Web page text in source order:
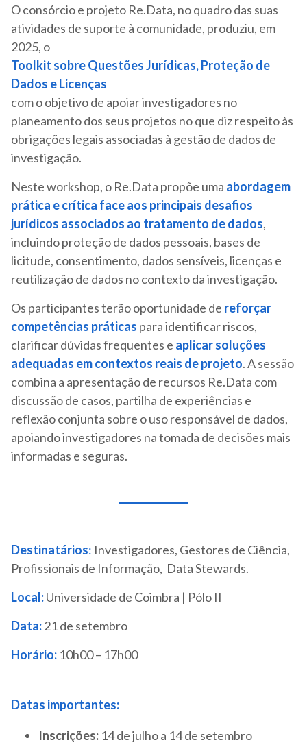
O consórcio e projeto Re.Data, no quadro das suas
atividades de suporte à comunidade, produziu, em
2025, o
Toolkit sobre Questões Jurídicas, Proteção de
Dados e Licenças
com o objetivo de apoiar investigadores no
planeamento dos seus projetos no que diz respeito às
obrigações legais associadas à gestão de dados de
investigação.
Neste workshop, o Re.Data propõe uma abordagem
prática e crítica face aos principais desafios
jurídicos associados ao tratamento de dados,
incluindo proteção de dados pessoais, bases de
licitude, consentimento, dados sensíveis, licenças e
reutilização de dados no contexto da investigação.
Os participantes terão oportunidade de reforçar
competências práticas para identificar riscos,
clarificar dúvidas frequentes e aplicar soluções
adequadas em contextos reais de projeto. A sessão
combina a apresentação de recursos Re.Data com
discussão de casos, partilha de experiências e
reflexão conjunta sobre o uso responsável de dados,
apoiando investigadores na tomada de decisões mais
informadas e seguras.
Destinatários: Investigadores, Gestores de Ciência,
Profissionais de Informação, Data Stewards.
Local:Universidade de Coimbra | Pólo II
Data:21 de setembro
Horário: 10h00 – 17h00
Datas importantes:
Inscrições: 14 de julho a 14 de setembro